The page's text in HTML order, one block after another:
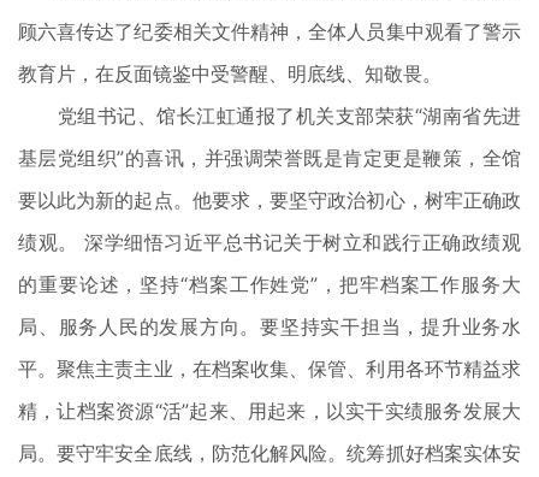
顾六喜传达了纪委相关文件精神，全体人员集中观看了警示
教育片，在反面镜鉴中受警醒、明底线、知敬畏。
党组书记、馆长江虹通报了机关支部荣获“湖南省先进
基层党组织”的喜讯，并强调荣誉既是肯定更是鞭策，全馆
要以此为新的起点。他要求，要坚守政治初心，树牢正确政
绩观。 深学细悟习近平总书记关于树立和践行正确政绩观
的重要论述，坚持“档案工作姓党”，把牢档案工作服务大
局、服务人民的发展方向。要坚持实干担当，提升业务水
平。聚焦主责主业，在档案收集、保管、利用各环节精益求
精，让档案资源“活”起来、用起来，以实干实绩服务发展大
局。要守牢安全底线，防范化解风险。统筹抓好档案实体安